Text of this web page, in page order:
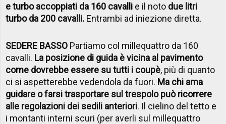
e turbo accoppiati da 160 cavalli e il noto due litri
turbo da 200 cavalli. Entrambi ad iniezione diretta.
SEDERE BASSO Partiamo col millequattro da 160
cavalli. La posizione di guida è vicina al pavimento
come dovrebbe essere su tutti i coupè, più di quanto
ci si aspetterebbe vedendola da fuori. Ma chi ama
guidare o farsi trasportare sul trespolo può ricorrere
alle regolazioni dei sedili anteriori. Il cielino del tetto e
i montanti interni scuri (per averli sul millequattro